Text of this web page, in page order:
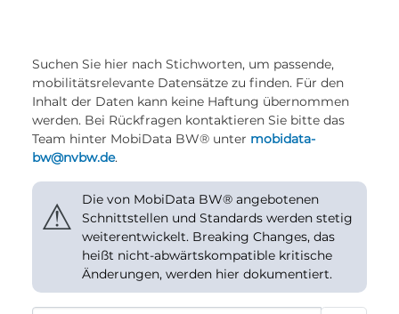
Suchen Sie hier nach Stichworten, um passende,
mobilitätsrelevante Datensätze zu finden. Für den
Inhalt der Daten kann keine Haftung übernommen
werden. Bei Rückfragen kontaktieren Sie bitte das
Team hinter MobiData BW® unter mobidata-
bw@nvbw.de.
⚠
Die von MobiData BW® angebotenen
Schnittstellen und Standards werden stetig
weiterentwickelt. Breaking Changes, das
heißt nicht-abwärtskompatible kritische
Änderungen, werden hier dokumentiert.